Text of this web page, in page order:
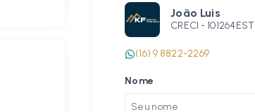
João Luis
CRECI - 101264EST
(16) 9 8822-2269
Nome